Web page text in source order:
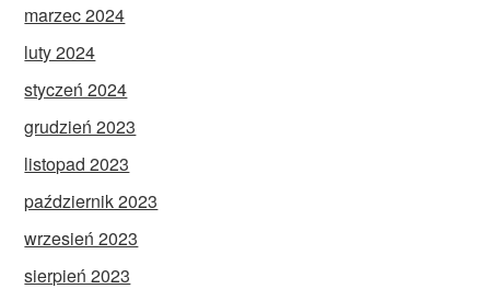
marzec 2024
luty 2024
styczeń 2024
grudzień 2023
listopad 2023
październik 2023
wrzesień 2023
sierpień 2023